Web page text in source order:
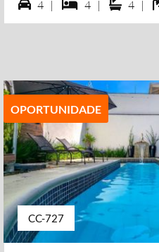
4 vagas na garagem
4 | 4 dormiórios
4 | 4 suítes
4 |
OPORTUNIDADE
CC-727